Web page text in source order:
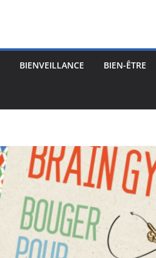
BIENVEILLANCE BIEN-ÊTRE